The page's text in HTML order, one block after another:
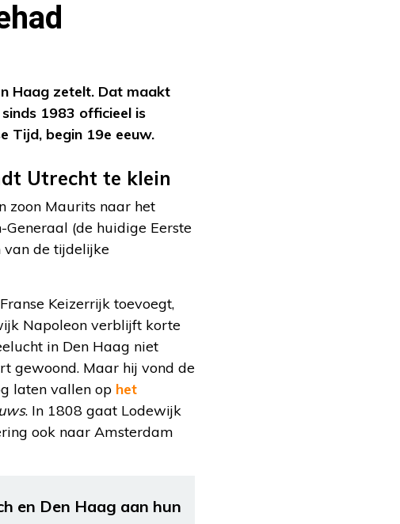
Haag zetelt. Dat maakt
1983 officieel is
Tijd, begin 19e eeuw.
Utrecht te klein
zoon Maurits naar het
(de huidige Eerste
van de tijdelijke
Keizerrijk toevoegt,
Napoleon verblijft korte
in Den Haag niet
gewoond. Maar hij vond de
laten vallen op het
. In 1808 gaat Lodewijk
ook naar Amsterdam
en Den Haag aan hun